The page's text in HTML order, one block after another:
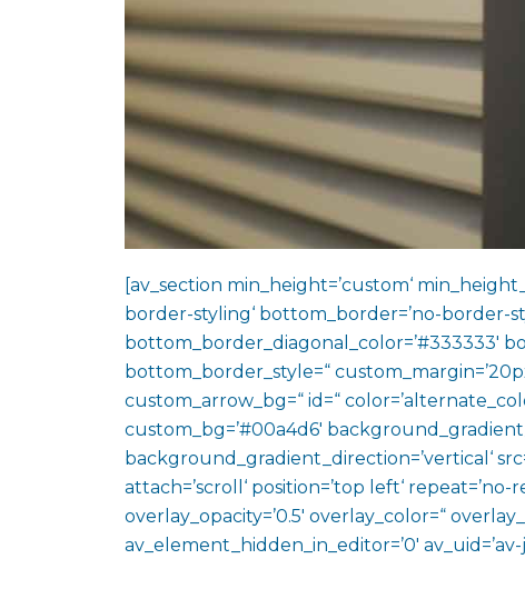
[av_section min_height=’custom‘
border-styling‘ bottom_border=’no-border-
bottom_border_diagonal_color=’#333333′
bottom_border_style=“
custom_arrow_bg=“ id=“
custom_bg=’#00a4d6′
background_gradient_direction=’vertical‘
attach=’scroll‘ position=’top left‘ repeat=’no-
overlay_opacity=’0.5′ overlay_color=“
av_element_hidden_in_editor=’0′ av_uid=’av-